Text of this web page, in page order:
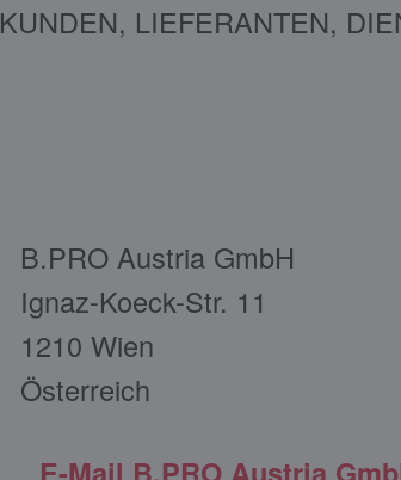
KUNDEN, LIEFERANTEN,
B.PRO Austria GmbH
Ignaz-Koeck-Str. 11
1210 Wien
Österreich